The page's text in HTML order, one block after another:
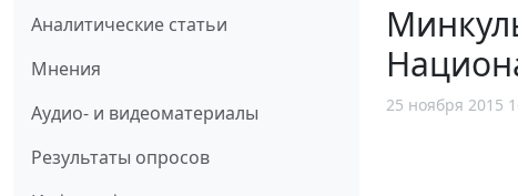
Аналитические статьи
Мнения
Аудио- и видеоматериалы
Результаты опросов
25 ноября 2015